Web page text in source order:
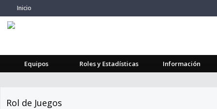
Inicio
Equipos Roles y Estadísticas Información
Rol de Juegos